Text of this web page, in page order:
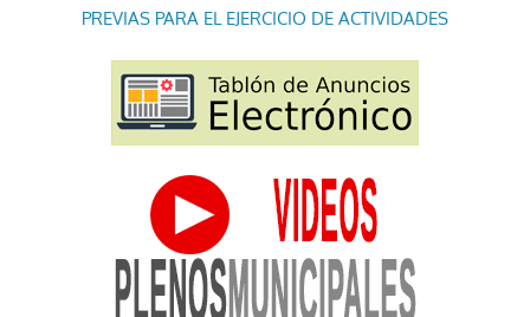
PREVIAS PARA EL EJERCICIO DE ACTIVIDADES